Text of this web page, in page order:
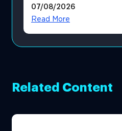
07/08/2026
Read More
Related Content